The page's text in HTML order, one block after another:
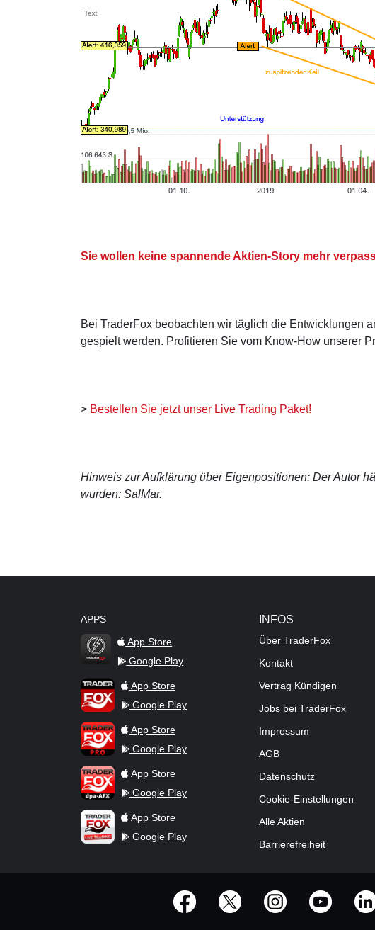
Sie wollen keine spannende Aktien-Story mehr
Bei TraderFox beobachten wir täglich die Entwicklungen
gespielt werden. Profitieren Sie vom Know-How unserer
> Bestellen Sie jetzt unser Live Trading Paket!
Hinweis zur Aufklärung über Eigenpositionen: Der Autor
wurden: SalMar.
APPS
TraderFox Flash
App Store
Google Play
TraderFox AppApp Store
Google Play
TraderFox ProApp Store
Google Play
TraderFox dpa-AFX ProFeed
App Store
Google Play
TraderFox Live Trading
App Store
Google Play
INFOS
Über TraderFox
Kontakt
Vertrag Kündigen
Jobs bei TraderFox
Impressum
AGB
Datenschutz
Cookie-Einstellungen
Alle Aktien
Barrierefreiheit
offizielle Social Media-Accounts